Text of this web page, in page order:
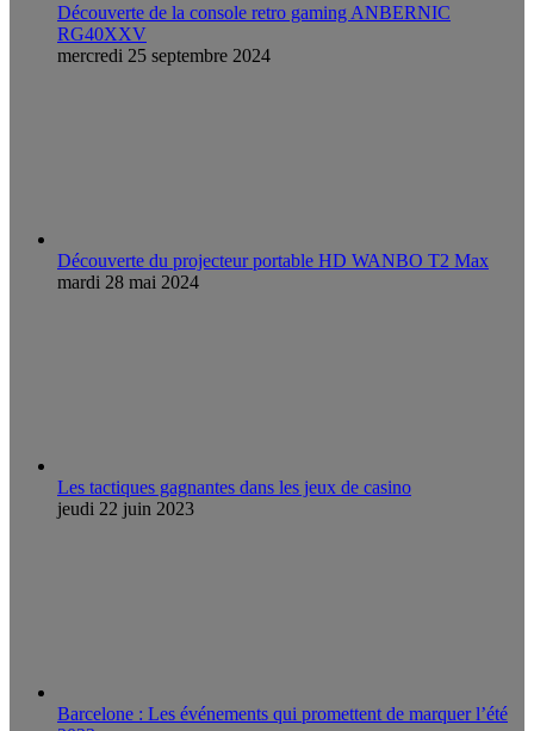
Découverte de la console retro gaming ANBERNIC
RG40XXV
mercredi 25 septembre 2024
Découverte du projecteur portable HD WANBO T2 Max
mardi 28 mai 2024
Les tactiques gagnantes dans les jeux de casino
jeudi 22 juin 2023
Barcelone : Les événements qui promettent de marquer l’été